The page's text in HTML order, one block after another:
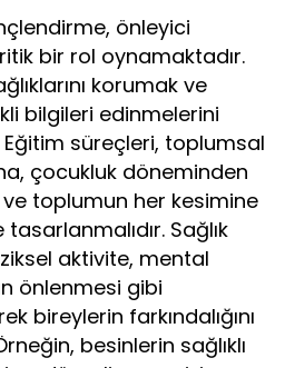
önleyici
bir rol oynamaktadır.
korumak ve
bilgileri edinmelerini
süreçleri, toplumsal
çocukluk döneminden
ve toplumun her kesimine
Sağlık
aktivite, mental
önlenmesi gibi
bireylerin farkındalığını
besinlerin sağlıklı